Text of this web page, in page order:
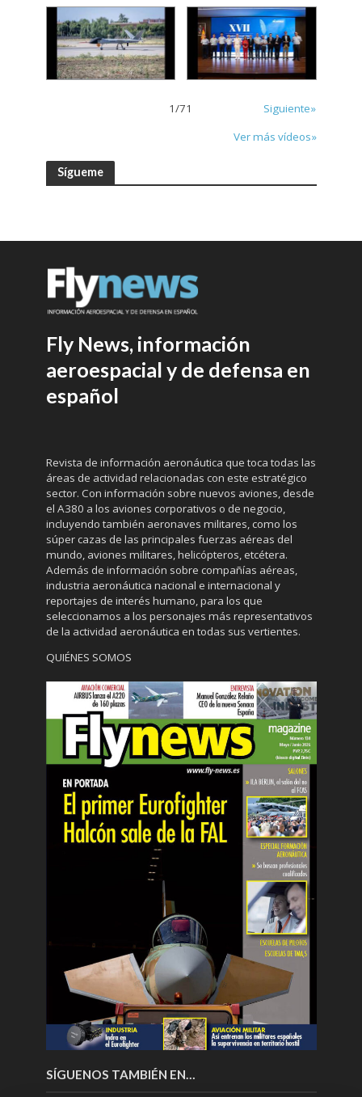
1/71
Siguiente»
Ver más vídeos»
Sígueme
Fly News, información
aeroespacial y de defensa en
español
Revista de información aeronáutica que toca todas las
áreas de actividad relacionadas con este estratégico
sector. Con información sobre nuevos aviones, desde
el A380 a los aviones corporativos o de negocio,
incluyendo también aeronaves militares, como los
súper cazas de las principales fuerzas aéreas del
mundo, aviones militares, helicópteros, etcétera.
Además de información sobre compañías aéreas,
industria aeronáutica nacional e internacional y
reportajes de interés humano, para los que
seleccionamos a los personajes más representativos
de la actividad aeronáutica en todas sus vertientes.
QUIÉNES SOMOS
SÍGUENOS TAMBIÉN EN…